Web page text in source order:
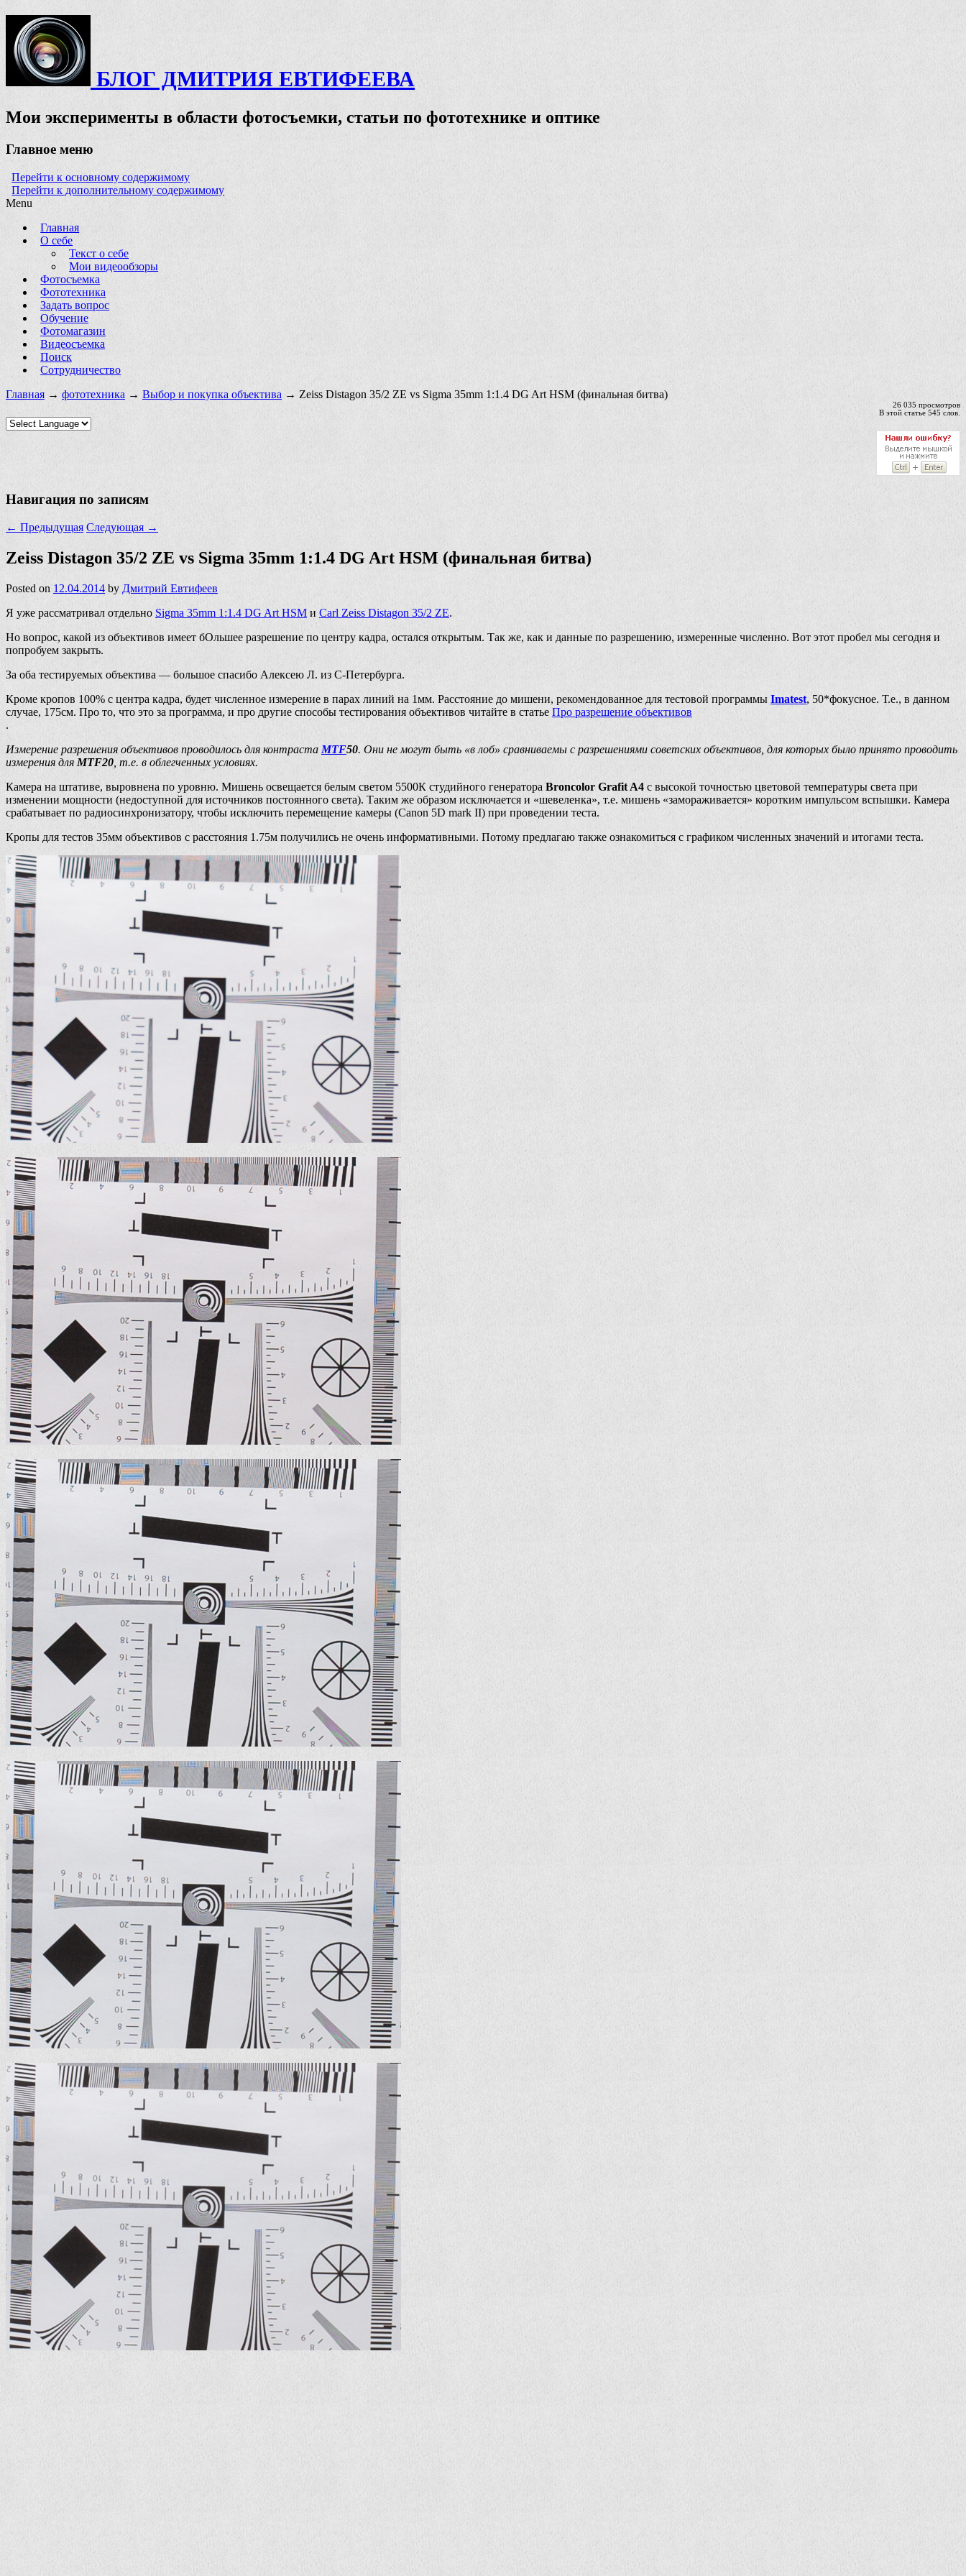
БЛОГ ДМИТРИЯ ЕВТИФЕЕВА
Мои эксперименты в области фотосъемки, статьи по фототехнике и оптике
Главное меню
Перейти к основному содержимому
Перейти к дополнительному содержимому
Menu
Главная
О себе
Текст о себе
Мои видеообзоры
Фотосъемка
Фототехника
Задать вопрос
Обучение
Фотомагазин
Видеосъемка
Поиск
Сотрудничество
Главная → фототехника → Выбор и покупка объектива → Zeiss Distagon 35/2 ZE vs Sigma 35mm 1:1.4 DG Art HSM (финальная битва)
26 035 просмотров
В этой статье 545 слов.
Навигация по записям
← Предыдущая Следующая →
Zeiss Distagon 35/2 ZE vs Sigma 35mm 1:1.4 DG Art HSM (финальная битва)
Posted on 12.04.2014 by Дмитрий Евтифеев
Я уже рассматривал отдельно Sigma 35mm 1:1.4 DG Art HSM и Carl Zeiss Distagon 35/2 ZE.
Но вопрос, какой из объективов имеет бОльшее разрешение по центру кадра, остался открытым. Так же, как и данные по разрешению, измеренные численно. Вот этот пробел мы сегодня и
попробуем закрыть.
За оба тестируемых объектива — большое спасибо Алексею Л. из С-Петербурга.
Кроме кропов 100% с центра кадра, будет численное измерение в парах линий на 1мм. Расстояние до мишени, рекомендованное для тестовой программы Imatest, 50*фокусное. Т.е., в данном
случае, 175см. Про то, что это за программа, и про другие способы тестирования объективов читайте в статье Про разрешение объективов
.
Измерение разрешения объективов проводилось для контраста MTF50. Они не могут быть «в лоб» сравниваемы с разрешениями советских объективов, для которых было принято проводить
измерения для MTF20 , т.е. в облегченных условиях.
Камера на штативе, выровнена по уровню. Мишень освещается белым светом 5500К студийного генератора Broncolor Grafit A4 с высокой точностью цветовой температуры света при
изменении мощности (недоступной для источников постоянного света). Таким же образом исключается и «шевеленка», т.е. мишень «замораживается» коротким импульсом вспышки. Камера
срабатывает по радиосинхронизатору, чтобы исключить перемещение камеры (Canon 5D mark II) при проведении теста.
Кропы для тестов 35мм объективов с расстояния 1.75м получились не очень информативными. Потому предлагаю также ознакомиться с графиком численных значений и итогами теста.